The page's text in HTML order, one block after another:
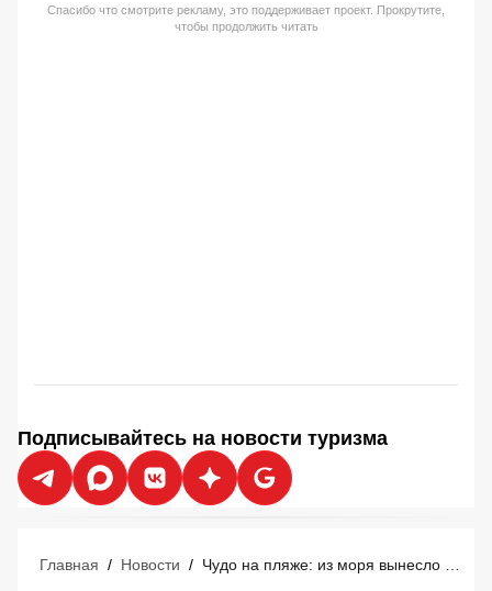
Спасибо что смотрите рекламу, это поддерживает проект. Прокрутите,
чтобы продолжить читать
Подписывайтесь на новости туризма
Главная / Новости /